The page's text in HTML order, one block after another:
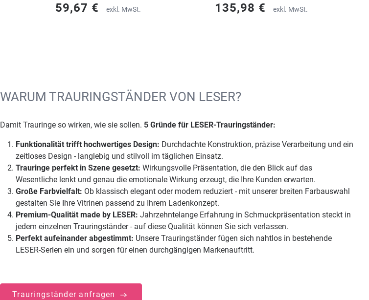
59,67 € exkl. MwSt. 135,98 € exkl. MwSt.
WARUM TRAURINGSTÄNDER VON LESER?
Damit Trauringe so wirken, wie sie sollen. 5 Gründe für LESER-Trauringständer:
Funktionalität trifft hochwertiges Design: Durchdachte Konstruktion, präzise Verarbeitung und ein
zeitloses Design - langlebig und stilvoll im täglichen Einsatz.
Trauringe perfekt in Szene gesetzt: Wirkungsvolle Präsentation, die den Blick auf das
Wesentliche lenkt und genau die emotionale Wirkung erzeugt, die Ihre Kunden erwarten.
Große Farbvielfalt: Ob klassisch elegant oder modern reduziert - mit unserer breiten Farbauswahl
gestalten Sie Ihre Vitrinen passend zu Ihrem Ladenkonzept.
Premium-Qualität made by LESER: Jahrzehntelange Erfahrung in Schmuckpräsentation steckt in
jedem einzelnen Trauringständer - auf diese Qualität können Sie sich verlassen.
Perfekt aufeinander abgestimmt: Unsere Trauringständer fügen sich nahtlos in bestehende
LESER-Serien ein und sorgen für einen durchgängigen Markenauftritt.
Trauringständer anfragen